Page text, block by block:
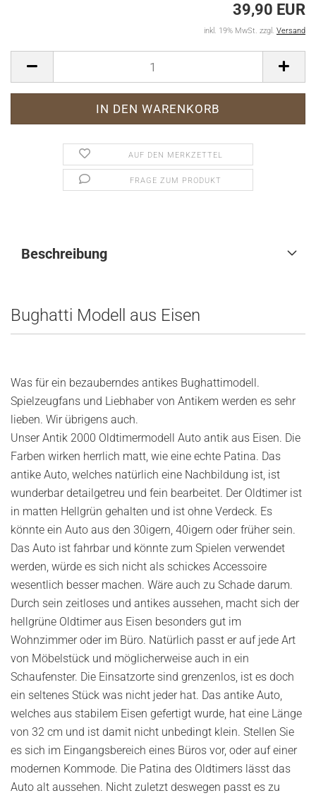
39,90 EUR
inkl. 19% MwSt. zzgl. Versand
AUF DEN MERKZETTEL
FRAGE ZUM PRODUKT
Beschreibung
Bughatti Modell aus Eisen
Was für ein bezauberndes antikes Bughattimodell.
Spielzeugfans und Liebhaber von Antikem werden es sehr
lieben. Wir übrigens auch.
Unser Antik 2000 Oldtimermodell Auto antik aus Eisen. Die
Farben wirken herrlich matt, wie eine echte Patina. Das
antike Auto, welches natürlich eine Nachbildung ist, ist
wunderbar detailgetreu und fein bearbeitet. Der Oldtimer ist
in matten Hellgrün gehalten und ist ohne Verdeck. Es
könnte ein Auto aus den 30igern, 40igern oder früher sein.
Das Auto ist fahrbar und könnte zum Spielen verwendet
werden, würde es sich nicht als schickes Accessoire
wesentlich besser machen. Wäre auch zu Schade darum.
Durch sein zeitloses und antikes aussehen, macht sich der
hellgrüne Oldtimer aus Eisen besonders gut im
Wohnzimmer oder im Büro. Natürlich passt er auf jede Art
von Möbelstück und möglicherweise auch in ein
Schaufenster. Die Einsatzorte sind grenzenlos, ist es doch
ein seltenes Stück was nicht jeder hat. Das antike Auto,
welches aus stabilem Eisen gefertigt wurde, hat eine Länge
von 32 cm und ist damit nicht unbedingt klein. Stellen Sie
es sich im Eingangsbereich eines Büros vor, oder auf einer
modernen Kommode. Die Patina des Oldtimers lässt das
Auto alt aussehen. Nicht zuletzt deswegen passt es zu